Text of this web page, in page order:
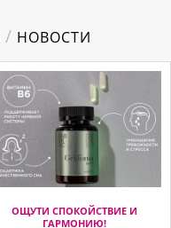
/ НОВОСТИ
ОЩУТИ СПОКОЙСТВИЕ И
ГАРМОНИЮ!